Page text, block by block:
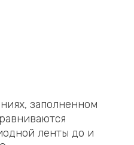
заполненном
ленты до и